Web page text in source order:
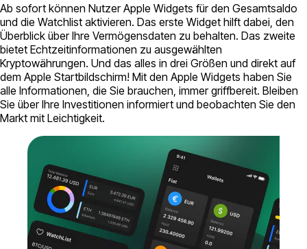
Ab sofort können Nutzer Apple Widgets für den Gesamtsaldo
und die Watchlist aktivieren. Das erste Widget hilft dabei, den
Überblick über Ihre Vermögensdaten zu behalten. Das zweite
bietet Echtzeitinformationen zu ausgewählten
Kryptowährungen. Und das alles in drei Größen und direkt auf
dem Apple Startbildschirm! Mit den Apple Widgets haben Sie
alle Informationen, die Sie brauchen, immer griffbereit. Bleiben
Sie über Ihre Investitionen informiert und beobachten Sie den
Markt mit Leichtigkeit.